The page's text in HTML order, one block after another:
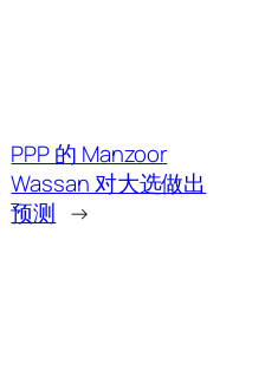
PPP 的 Manzoor
Wassan 对大选做出
预测 →